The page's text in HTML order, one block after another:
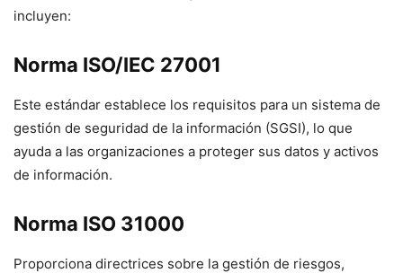
incluyen:
Norma ISO/IEC 27001
Este estándar establece los requisitos para un sistema de
gestión de seguridad de la información (SGSI), lo que
ayuda a las organizaciones a proteger sus datos y activos
de información.
Norma ISO 31000
Proporciona directrices sobre la gestión de riesgos,